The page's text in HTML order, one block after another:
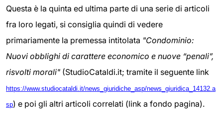
Questa è la quinta ed ultima parte di una serie di articoli
fra loro legati, si consiglia quindi di vedere
primariamente la premessa intitolata "Condominio:
Nuovi obblighi di carattere economico e nuove “penali”,
risvolti morali" (StudioCataldi.it; tramite il seguente link
https://www.studiocataldi.it/news_giuridiche_asp/news_giuridica_14132.a
sp) e poi gli altri articoli correlati (link a fondo pagina).